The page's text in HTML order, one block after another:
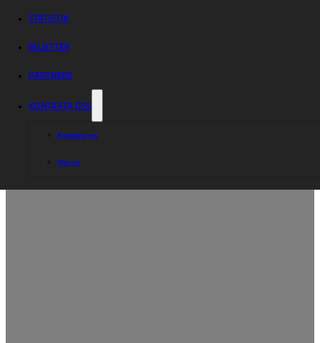
STATISTIK
BILJETTER
PARTNERS
KONTAKTA OSS
Kontakta oss
Om oss